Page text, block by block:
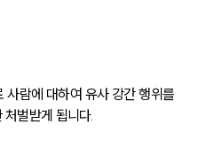
사람에 대하여 유사 강간 행위를
벌받게 됩니다.